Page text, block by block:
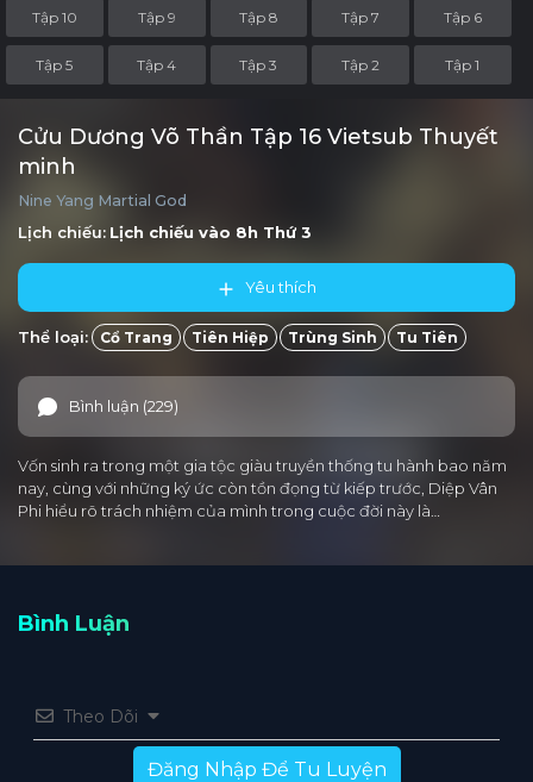
Tập 10 Tập 9 Tập 8 Tập 7 Tập 6
Tập 5 Tập 4 Tập 3 Tập 2 Tập 1
Cửu Dương Võ Thần Tập 16 Vietsub Thuyết
minh
Nine Yang Martial God
Lịch chiếu: Lịch chiếu vào 8h Thứ 3
Yêu thích
Thể loại: Cổ Trang Tiên Hiệp Trùng Sinh Tu Tiên
Bình luận (229)
Vốn sinh ra trong một gia tộc giàu truyền thống tu hành bao năm
nay, cùng với những ký ức còn tồn đọng từ kiếp trước, Diệp Vân
Phi hiểu rõ trách nhiệm của mình trong cuộc đời này là…
Bình Luận
Theo Dõi
Đăng Nhập Để Tu Luyện